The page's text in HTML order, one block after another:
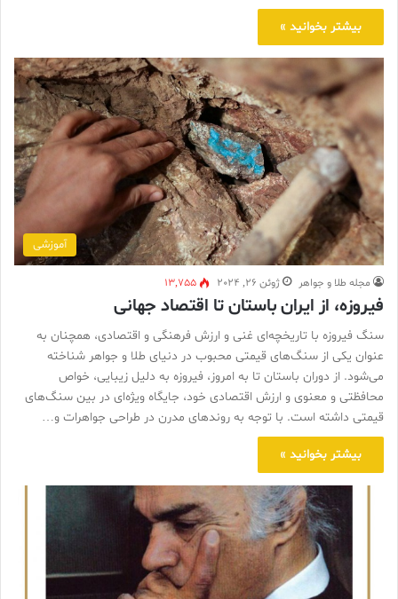
بیشتر بخوانید »
آموزشی
مجله طلا و جواهر ژوئن 26, 2024 13,755
فیروزه، از ایران باستان تا اقتصاد جهانی
سنگ فیروزه با تاریخچه‌ای غنی و ارزش فرهنگی و اقتصادی، همچنان به
عنوان یکی از سنگ‌های قیمتی محبوب در دنیای طلا و جواهر شناخته
می‌شود. از دوران باستان تا به امروز، فیروزه به دلیل زیبایی، خواص
محافظتی و معنوی و ارزش اقتصادی خود، جایگاه ویژه‌ای در بین سنگ‌های
قیمتی داشته است. با توجه به روندهای مدرن در طراحی جواهرات و…
بیشتر بخوانید »